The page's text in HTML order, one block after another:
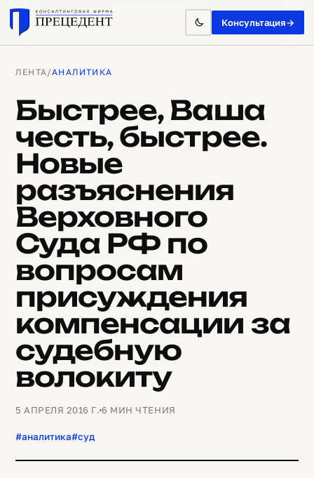
Консультация→
ЛЕНТА/АНАЛИТИКА
Быстрее, Ваша
честь, быстрее.
Новые
разъяснения
Верховного
Суда РФ по
вопросам
присуждения
компенсации за
судебную
волокиту
5 АПРЕЛЯ 2016 Г.6 МИН ЧТЕНИЯ
#аналитика#суд